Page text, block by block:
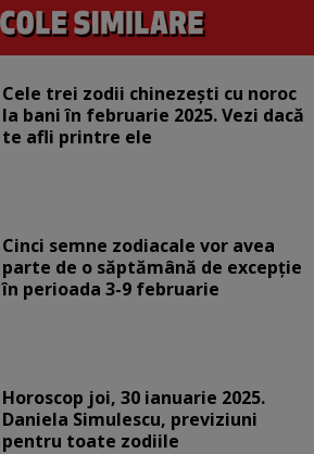
Cele trei zodii chinezești cu noroc
la bani în februarie 2025. Vezi dacă
te afli printre ele
Cinci semne zodiacale vor avea
parte de o săptămână de excepție
în perioada 3-9 februarie
Horoscop joi, 30 ianuarie 2025.
Daniela Simulescu, previziuni
pentru toate zodiile